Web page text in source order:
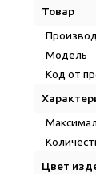
Товар
Модель
Код от
Цвет